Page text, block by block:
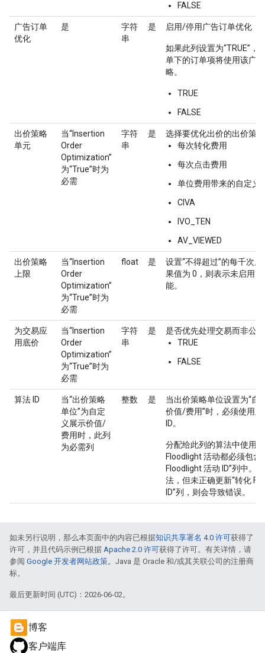
FALSE
广告订单
优化
是
字符
串
是 启用/停用广告订单优化
如果此列设置为“TRUE”，
单下的订单项将使用该广
略。
TRUE
FALSE
出价策略
单元
当“Insertion
Order
Optimization”
为“True”时为
必需
字符
串
是
选择要优化出价的出价策
每次转化费用
每次点击费用
单位费用带来的自定义
CIVA
IVO_TEN
AV_VIEWED
出价策略
上限
当“Insertion
Order
Optimization”
为“True”时为
必需
float 是
设置“不得超过”的每千次
果值为 0，则表示未启用“
能。
为交易应
用底价
当“Insertion
Order
Optimization”
为“True”时为
必需
字符
串
是
是否优先处理交易而非公
TRUE
FALSE
算法 ID
当“出价策略
单位”为自定
义展示价值/
费用时，此列
为必需列
整数 是
当出价策略单位设置为“自
价值/费用”时，必须使用
ID。
分配给此列的算法中使用
Floodlight 活动都必须包含
Floodlight 活动 ID”列中。
法，但未正确更新“转化
ID”列，则会导致错误。
如未另行说明，那么本页面中的内容已根据知识共享署名 4.0 许可获得了
许可，并且代码示例已根据 Apache 2.0 许可获得了许可。有关详情，请
参阅 Google 开发者网站政策。Java 是 Oracle 和/或其关联公司的注册商
标。
最后更新时间 (UTC)：2026-06-02。
博客
客户端库